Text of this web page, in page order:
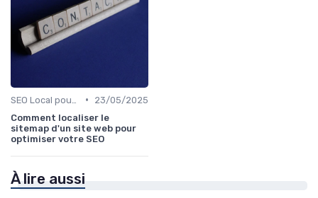
•
23/05/2025
Comment localiser le
sitemap d'un site web pour
optimiser votre SEO
À lire aussi